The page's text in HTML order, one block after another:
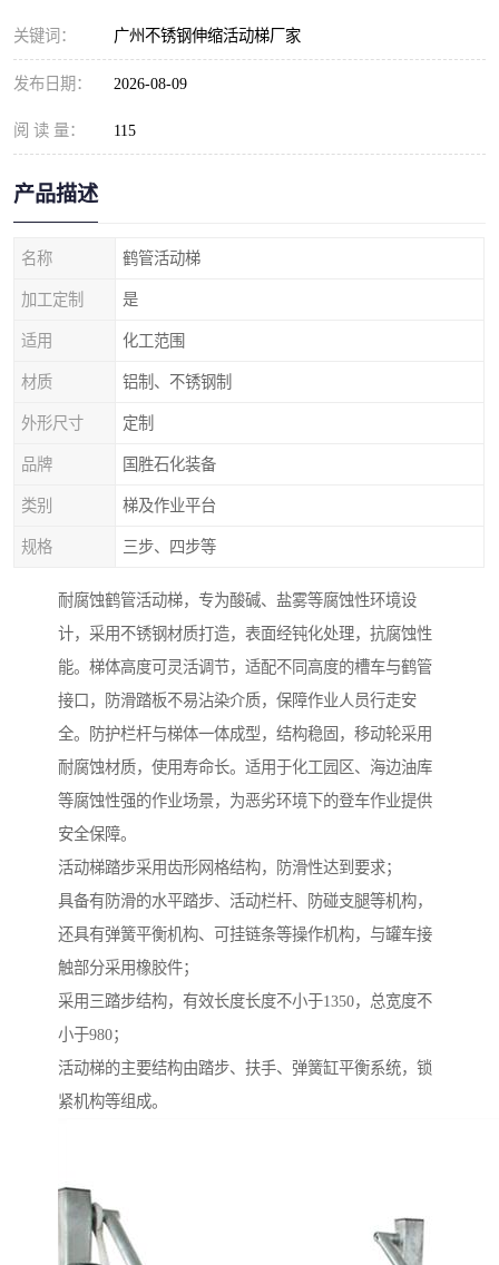
关键词： 广州不锈钢伸缩活动梯厂家
发布日期： 2026-08-09
阅 读 量： 115
产品描述
名称 鹤管活动梯
加工定制 是
适用 化工范围
材质 铝制、不锈钢制
外形尺寸 定制
品牌 国胜石化装备
类别 梯及作业平台
规格 三步、四步等
耐腐蚀鹤管活动梯，专为酸碱、盐雾等腐蚀性环境设
计，采用不锈钢材质打造，表面经钝化处理，抗腐蚀性
能。梯体高度可灵活调节，适配不同高度的槽车与鹤管
接口，防滑踏板不易沾染介质，保障作业人员行走安
全。防护栏杆与梯体一体成型，结构稳固，移动轮采用
耐腐蚀材质，使用寿命长。适用于化工园区、海边油库
等腐蚀性强的作业场景，为恶劣环境下的登车作业提供
安全保障。
活动梯踏步采用齿形网格结构，防滑性达到要求；
具备有防滑的水平踏步、活动栏杆、防碰支腿等机构，
还具有弹簧平衡机构、可挂链条等操作机构，与罐车接
触部分采用橡胶件；
采用三踏步结构，有效长度长度不小于1350，总宽度不
小于980；
活动梯的主要结构由踏步、扶手、弹簧缸平衡系统，锁
紧机构等组成。